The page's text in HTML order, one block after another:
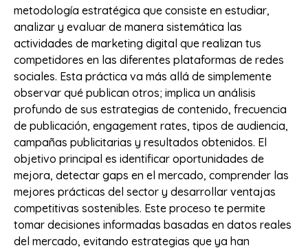
metodología estratégica que consiste en estudiar,
analizar y evaluar de manera sistemática las
actividades de marketing digital que realizan tus
competidores en las diferentes plataformas de redes
sociales. Esta práctica va más allá de simplemente
observar qué publican otros; implica un análisis
profundo de sus estrategias de contenido, frecuencia
de publicación, engagement rates, tipos de audiencia,
campañas publicitarias y resultados obtenidos. El
objetivo principal es identificar oportunidades de
mejora, detectar gaps en el mercado, comprender las
mejores prácticas del sector y desarrollar ventajas
competitivas sostenibles. Este proceso te permite
tomar decisiones informadas basadas en datos reales
del mercado, evitando estrategias que ya han